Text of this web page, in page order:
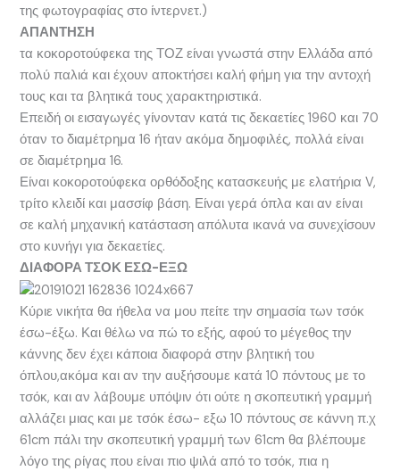
της φωτογραφίας στο ίντερνετ.)
ΑΠΑΝΤΗΣΗ
τα κοκοροτούφεκα της ΤΟΖ είναι γνωστά στην Ελλάδα από
πολύ παλιά και έχουν αποκτήσει καλή φήμη για την αντοχή
τους και τα βλητικά τους χαρακτηριστικά.
Επειδή οι εισαγωγές γίνονταν κατά τις δεκαετίες 1960 και 70
όταν το διαμέτρημα 16 ήταν ακόμα δημοφιλές, πολλά είναι
σε διαμέτρημα 16.
Είναι κοκοροτούφεκα ορθόδοξης κατασκευής με ελατήρια V,
τρίτο κλειδί και μασσίφ βάση. Είναι γερά όπλα και αν είναι
σε καλή μηχανική κατάσταση απόλυτα ικανά να συνεχίσουν
στο κυνήγι για δεκαετίες.
ΔΙΑΦΟΡΑ ΤΣΟΚ ΕΣΩ-ΕΞΩ
Κύριε νικήτα θα ήθελα να μου πείτε την σημασία των τσόκ
έσω-έξω. Και θέλω να πώ το εξής, αφού το μέγεθος την
κάννης δεν έχει κάποια διαφορά στην βλητική του
όπλου,ακόμα και αν την αυξήσουμε κατά 10 πόντους με το
τσόκ, και αν λάβουμε υπόψιν ότι ούτε η σκοπευτική γραμμή
αλλάζει μιας και με τσόκ έσω- εξω 10 πόντους σε κάννη π.χ
61cm πάλι την σκοπευτική γραμμή των 61cm θα βλέπουμε
λόγο της ρίγας που είναι πιο ψιλά από το τσόκ, πια η